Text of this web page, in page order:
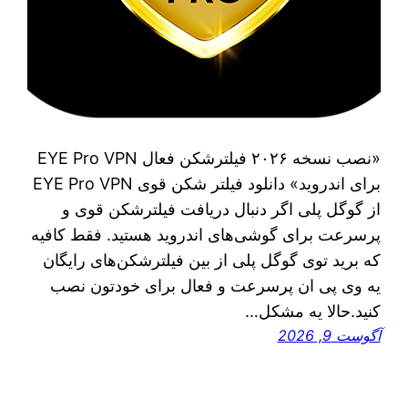
«نصب نسخه ۲۰۲۶ فیلترشکن فعال EYE Pro VPN
برای اندروید» دانلود فیلتر شکن قوی EYE Pro VPN
از گوگل پلی اگر دنبال دریافت فیلترشکن قوی و
پرسرعت برای گوشی‌های اندروید هستید. فقط کافیه
که برید توی گوگل پلی از بین فیلترشکن‌های رایگان
یه وی پی ان پرسرعت و فعال برای خودتون نصب
کنید.حالا یه مشکل…
آگوست 9, 2026